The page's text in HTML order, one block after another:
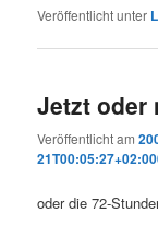
Veröffentlicht unter
Jetzt oder
Veröffentlicht am
oder die 72-